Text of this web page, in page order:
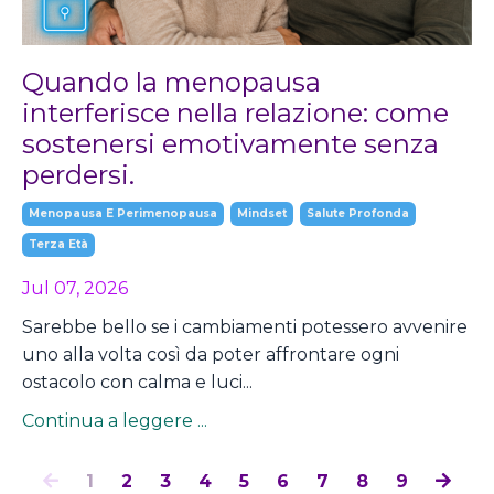
Quando la menopausa
interferisce nella relazione: come
sostenersi emotivamente senza
perdersi.
Menopausa E Perimenopausa Mindset Salute Profonda
Terza Età
Jul 07, 2026
Sarebbe bello se i cambiamenti potessero avvenire
uno alla volta così da poter affrontare ogni
ostacolo con calma e luci...
Continua a leggere ...
1 2 3 4 5 6 7 8 9